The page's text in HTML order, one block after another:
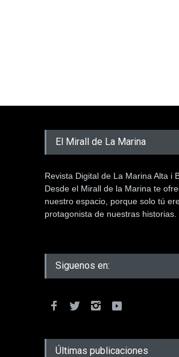
El Mirall de La Marina
Revista Digital de La Marina Alta i
Desde el Mirall de la Marina te
nuestro espacio, porque solo tú
protagonista de nuestras historias.
Siguenos en:
Últimas publicaciones